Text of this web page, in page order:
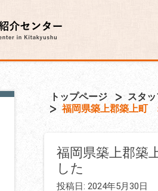
トップページ
スタ
福岡県築上郡築上町
福岡県築上郡
した
投稿日: 2024年5月30日